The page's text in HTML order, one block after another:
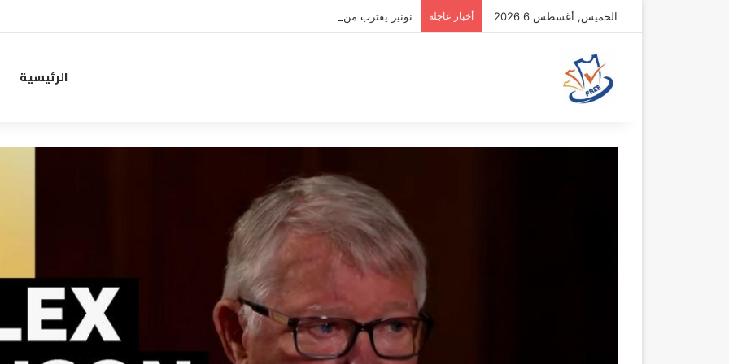
الخميس, أغسطس 6 2026 أخبار عاجلة نونيز يقترب من خطوة جديدة بموافقة الهلال
الرئيسية